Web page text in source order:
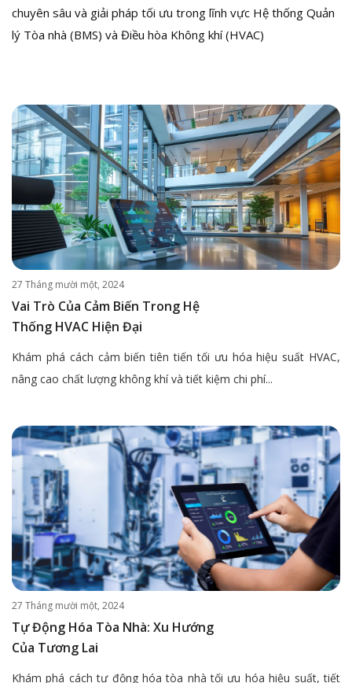
chuyên sâu và giải pháp tối ưu trong lĩnh vực Hệ thống Quản
lý Tòa nhà (BMS) và Điều hòa Không khí (HVAC)
27 Tháng mười một, 2024
Vai Trò Của Cảm Biến Trong Hệ
Thống HVAC Hiện Đại
Khám phá cách cảm biến tiên tiến tối ưu hóa hiệu suất HVAC,
nâng cao chất lượng không khí và tiết kiệm chi phí...
27 Tháng mười một, 2024
Tự Động Hóa Tòa Nhà: Xu Hướng
Của Tương Lai
Khám phá cách tự động hóa tòa nhà tối ưu hóa hiệu suất, tiết